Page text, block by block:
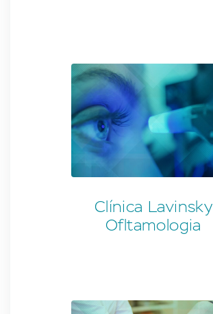
Clínica Lavinsky
Ofltamologia